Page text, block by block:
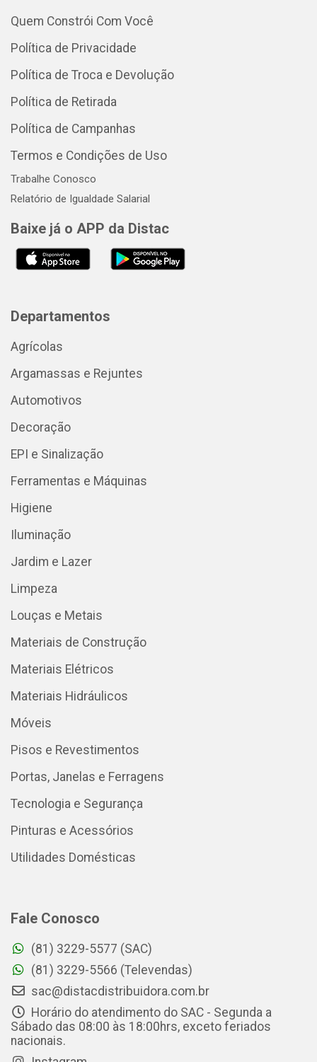
Quem Constrói Com Você
Política de Privacidade
Política de Troca e Devolução
Política de Retirada
Política de Campanhas
Termos e Condições de Uso
Trabalhe Conosco
Relatório de Igualdade Salarial
Baixe já o APP da Distac
Departamentos
Agrícolas
Argamassas e Rejuntes
Automotivos
Decoração
EPI e Sinalização
Ferramentas e Máquinas
Higiene
Iluminação
Jardim e Lazer
Limpeza
Louças e Metais
Materiais de Construção
Materiais Elétricos
Materiais Hidráulicos
Móveis
Pisos e Revestimentos
Portas, Janelas e Ferragens
Tecnologia e Segurança
Pinturas e Acessórios
Utilidades Domésticas
Fale Conosco
(81) 3229-5577 (SAC)
(81) 3229-5566 (Televendas)
sac@distacdistribuidora.com.br
Horário do atendimento do SAC - Segunda a
Sábado das 08:00 às 18:00hrs, exceto feriados
nacionais.